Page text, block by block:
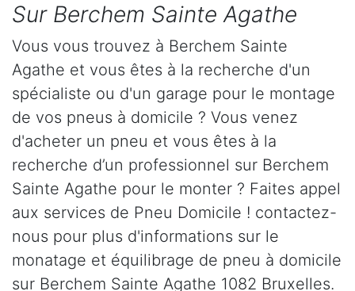
Sur Berchem Sainte Agathe
Vous vous trouvez à Berchem Sainte
Agathe et vous êtes à la recherche d'un
spécialiste ou d'un garage pour le montage
de vos pneus à domicile ? Vous venez
d'acheter un pneu et vous êtes à la
recherche d’un professionnel sur Berchem
Sainte Agathe pour le monter ? Faites appel
aux services de Pneu Domicile ! contactez-
nous pour plus d'informations sur le
monatage et équilibrage de pneu à domicile
sur Berchem Sainte Agathe 1082 Bruxelles.